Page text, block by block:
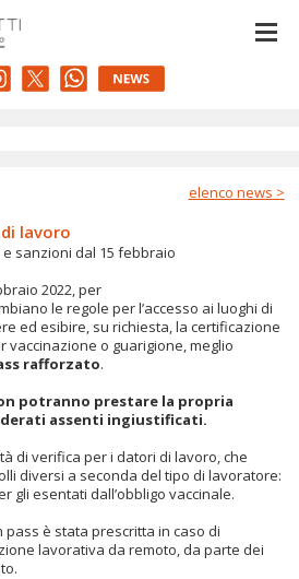
elenco news >
lavoro
sanzioni dal 15 febbraio
2022, per
le regole per l’accesso ai luoghi di
ed esibire, su richiesta, la certificazione
vaccinazione o guarigione, meglio
rafforzato.
potranno prestare la propria
assenti ingiustificati.
di verifica per i datori di lavoro, che
diversi a seconda del tipo di lavoratore:
gli esentati dall’obbligo vaccinale.
è stata prescritta in caso di
lavorativa da remoto, da parte dei
alla privacy